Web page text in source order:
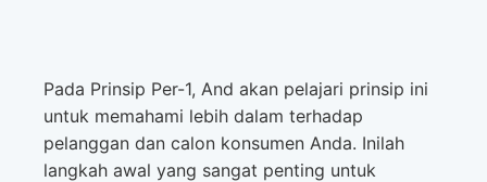
Pada Prinsip Per-1, And akan pelajari prinsip ini
untuk memahami lebih dalam terhadap
pelanggan dan calon konsumen Anda. Inilah
langkah awal yang sangat penting untuk